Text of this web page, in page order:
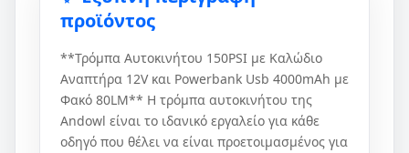
προϊόντος
**Τρόμπα Αυτοκινήτου 150PSI με Καλώδιο
Αναπτήρα 12V και Powerbank Usb 4000mAh με
Φακό 80LM** Η τρόμπα αυτοκινήτου της
Andowl είναι το ιδανικό εργαλείο για κάθε
οδηγό που θέλει να είναι προετοιμασμένος για